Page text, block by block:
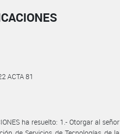
ACTA 81
ha resuelto: 1.- Otorgar al señor